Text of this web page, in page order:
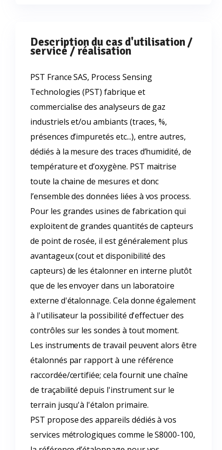
Description du cas d'utilisation /
service / réalisation
PST France SAS, Process Sensing
Technologies (PST) fabrique et
commercialise des analyseurs de gaz
industriels et/ou ambiants (traces, %,
présences d’impuretés etc...), entre autres,
dédiés à la mesure des traces d’humidité, de
température et d’oxygène. PST maitrise
toute la chaine de mesures et donc
l’ensemble des données liées à vos process.
Pour les grandes usines de fabrication qui
exploitent de grandes quantités de capteurs
de point de rosée, il est généralement plus
avantageux (cout et disponibilité des
capteurs) de les étalonner en interne plutôt
que de les envoyer dans un laboratoire
externe d'étalonnage. Cela donne également
à l'utilisateur la possibilité d'effectuer des
contrôles sur les sondes à tout moment.
Les instruments de travail peuvent alors être
étalonnés par rapport à une référence
raccordée/certifiée; cela fournit une chaîne
de traçabilité depuis l'instrument sur le
terrain jusqu'à l'étalon primaire.
PST propose des appareils dédiés à vos
services métrologiques comme le S8000-100,